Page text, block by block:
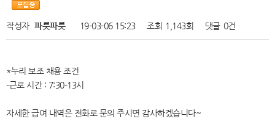
하위메뉴
나도 한마디
작성자 파릇파릇 19-03-06 15:23 조회 1,143회 댓글 0건
*누리 보조 채용 조건
-근로 시간 : 7:30-13시
자세한 급여 내역은 전화로 문의 주시면 감사하겠습니다~